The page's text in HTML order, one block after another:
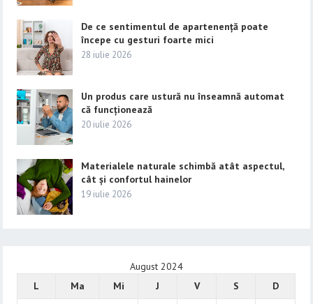
De ce sentimentul de apartenență poate
începe cu gesturi foarte mici
28 iulie 2026
Un produs care ustură nu înseamnă automat
că funcționează
20 iulie 2026
Materialele naturale schimbă atât aspectul,
cât și confortul hainelor
19 iulie 2026
August 2024
L
Ma Mi J V S
D